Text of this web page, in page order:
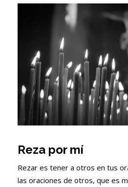
Reza por mí
Rezar es tener a otros en tus
las oraciones de otros, que es